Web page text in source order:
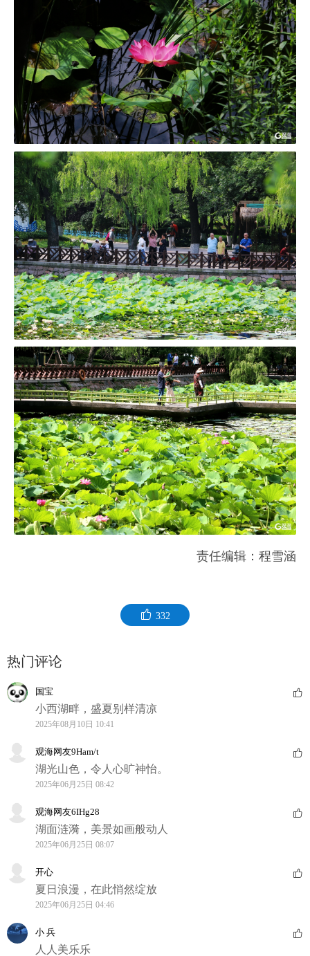
责任编辑：程雪涵
332
热门评论
国宝
小西湖畔，盛夏别样清凉
2025年08月10日 10:41
观海网友9Ham/t
湖光山色，令人心旷神怡。
2025年06月25日 08:42
观海网友6IHg28
湖面涟漪，美景如画般动人
2025年06月25日 08:07
开心
夏日浪漫，在此悄然绽放
2025年06月25日 04:46
小 兵
人人美乐乐